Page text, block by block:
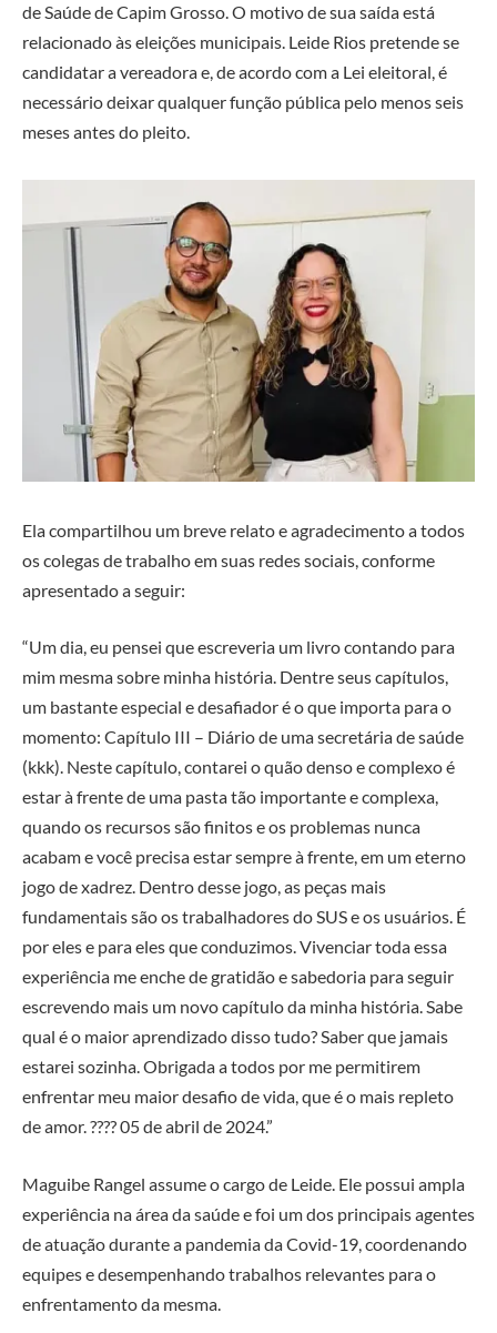
de Saúde de Capim Grosso. O motivo de sua saída está
relacionado às eleições municipais. Leide Rios pretende se
candidatar a vereadora e, de acordo com a Lei eleitoral, é
necessário deixar qualquer função pública pelo menos seis
meses antes do pleito.
Ela compartilhou um breve relato e agradecimento a todos
os colegas de trabalho em suas redes sociais, conforme
apresentado a seguir:
“Um dia, eu pensei que escreveria um livro contando para
mim mesma sobre minha história. Dentre seus capítulos,
um bastante especial e desafiador é o que importa para o
momento: Capítulo III – Diário de uma secretária de saúde
(kkk). Neste capítulo, contarei o quão denso e complexo é
estar à frente de uma pasta tão importante e complexa,
quando os recursos são finitos e os problemas nunca
acabam e você precisa estar sempre à frente, em um eterno
jogo de xadrez. Dentro desse jogo, as peças mais
fundamentais são os trabalhadores do SUS e os usuários. É
por eles e para eles que conduzimos. Vivenciar toda essa
experiência me enche de gratidão e sabedoria para seguir
escrevendo mais um novo capítulo da minha história. Sabe
qual é o maior aprendizado disso tudo? Saber que jamais
estarei sozinha. Obrigada a todos por me permitirem
enfrentar meu maior desafio de vida, que é o mais repleto
de amor. ???? 05 de abril de 2024.”
Maguibe Rangel assume o cargo de Leide. Ele possui ampla
experiência na área da saúde e foi um dos principais agentes
de atuação durante a pandemia da Covid-19, coordenando
equipes e desempenhando trabalhos relevantes para o
enfrentamento da mesma.